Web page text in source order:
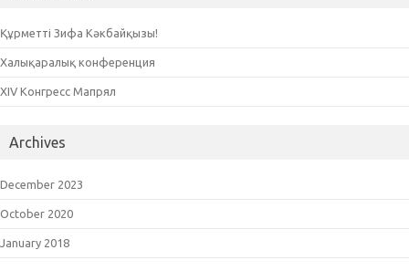
Құрметті Зифа Кәкбайқызы!
Халықаралық конференция
XIV Конгресс Мапрял
Archives
December 2023
October 2020
January 2018